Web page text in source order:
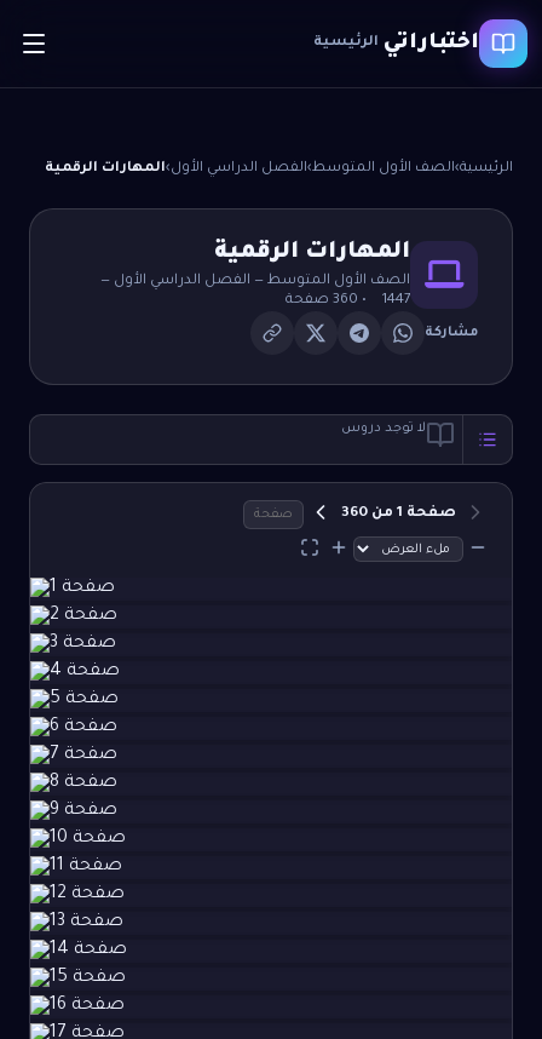
اختباراتي الرئيسية
الرئيسية›الصف الأول المتوسط›الفصل الدراسي الأول›المهارات الرقمية
المهارات الرقمية
الصف الأول المتوسط — الفصل الدراسي الأول —
1447
•
360 صفحة
مشاركة
لا توجد دروس
صفحة 1 من360